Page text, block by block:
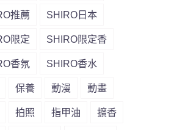
推薦 SHIRO日本
限定 SHIRO限定香
香氛 SHIRO香水
保養 動漫 動畫
拍照 指甲油 擴香